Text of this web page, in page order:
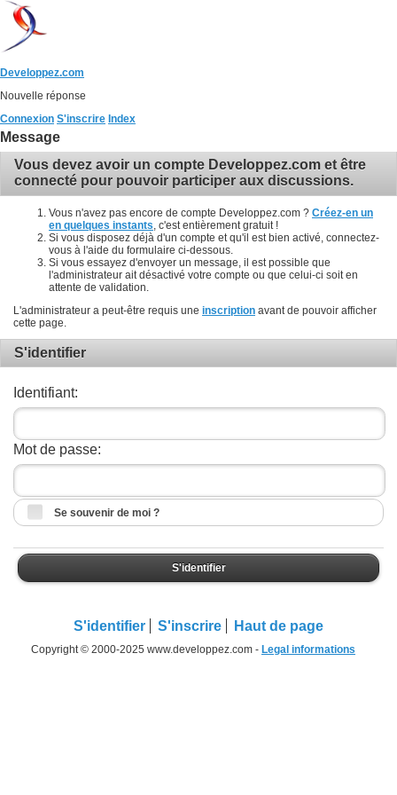
Developpez.com
Nouvelle réponse
Connexion S'inscrire Index
Message
Vous devez avoir un compte Developpez.com et être
connecté pour pouvoir participer aux discussions.
Vous n'avez pas encore de compte Developpez.com ? Créez-en un
en quelques instants , c'est entièrement gratuit !
Si vous disposez déjà d'un compte et qu'il est bien activé, connectez-
vous à l'aide du formulaire ci-dessous.
Si vous essayez d'envoyer un message, il est possible que
l'administrateur ait désactivé votre compte ou que celui-ci soit en
attente de validation.
L'administrateur a peut-être requis une inscription avant de pouvoir afficher
cette page.
S'identifier
Identifiant:
Mot de passe:
Se souvenir de moi ?
S'identifier
S'identifier S'inscrire Haut de page
Copyright © 2000-2025 www.developpez.com - Legal informations